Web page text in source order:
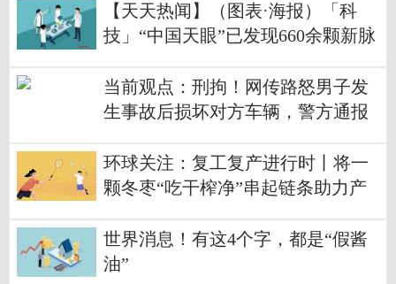
【天天热闻】（图表·海报）「科
技」“中国天眼”已发现660余颗新脉
当前观点：刑拘！网传路怒男子发
生事故后损坏对方车辆，警方通报
环球关注：复工复产进行时丨将一
颗冬枣“吃干榨净”串起链条助力产
世界消息！有这4个字，都是“假酱
油”